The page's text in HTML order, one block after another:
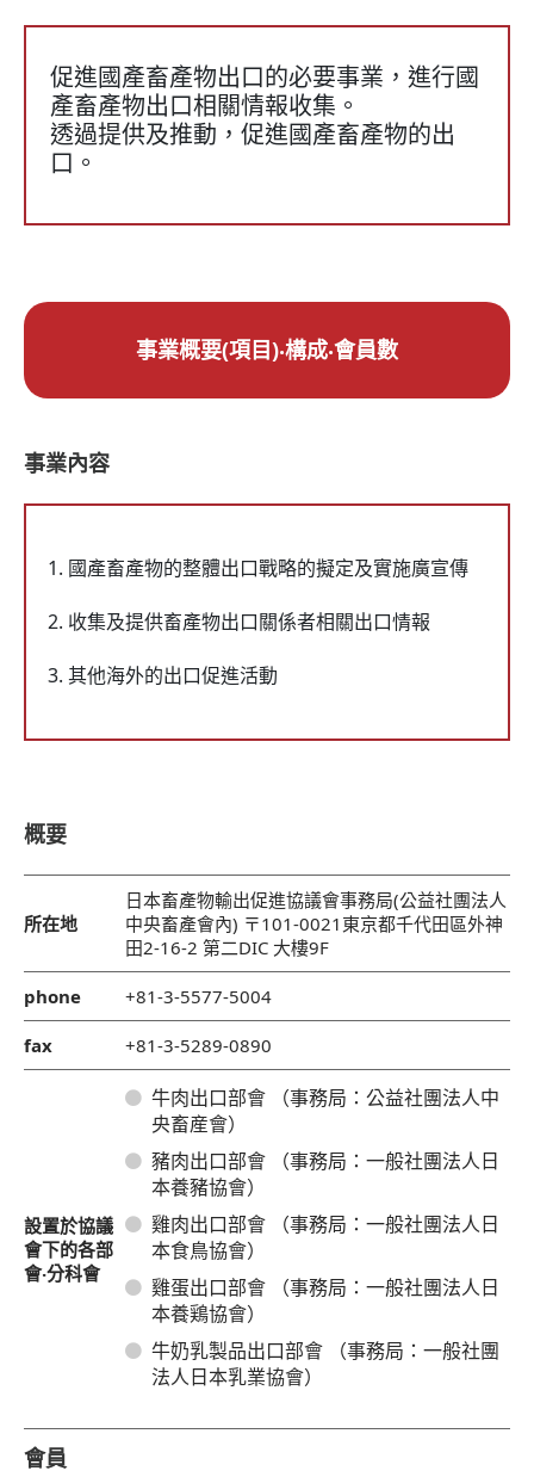
促進國產畜產物出口的必要事業，進行國
產畜產物出口相關情報收集。
透過提供及推動，促進國產畜產物的出
口。
事業概要(項目)‧構成‧會員數
事業內容
國產畜產物的整體出口戰略的擬定及實施廣宣傳
收集及提供畜產物出口關係者相關出口情報
其他海外的出口促進活動
概要
所在地
日本畜產物輸出促進協議會事務局(公益社團法人
中央畜產會內) 〒101-0021東京都千代田區外神
田2-16-2 第二DIC 大樓9F
phone +81-3-5577-5004
fax +81-3-5289-0890
設置於協議
會下的各部
會‧分科會
牛肉出口部會 （事務局：公益社團法人中
央畜産會）
豬肉出口部會 （事務局：一般社團法人日
本養豬協會）
雞肉出口部會 （事務局：一般社團法人日
本食鳥協會）
雞蛋出口部會 （事務局：一般社團法人日
本養鶏協會）
牛奶乳製品出口部會 （事務局：一般社團
法人日本乳業協會）
會員